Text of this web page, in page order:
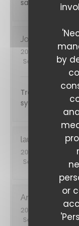
by
or
savoyardes et
Joelle
2026-07-28 -
Service
/5
Très bon
sympathique
laurent
2026-07-24
-
Service
Anthony
2026-07-21
-
Service
/5